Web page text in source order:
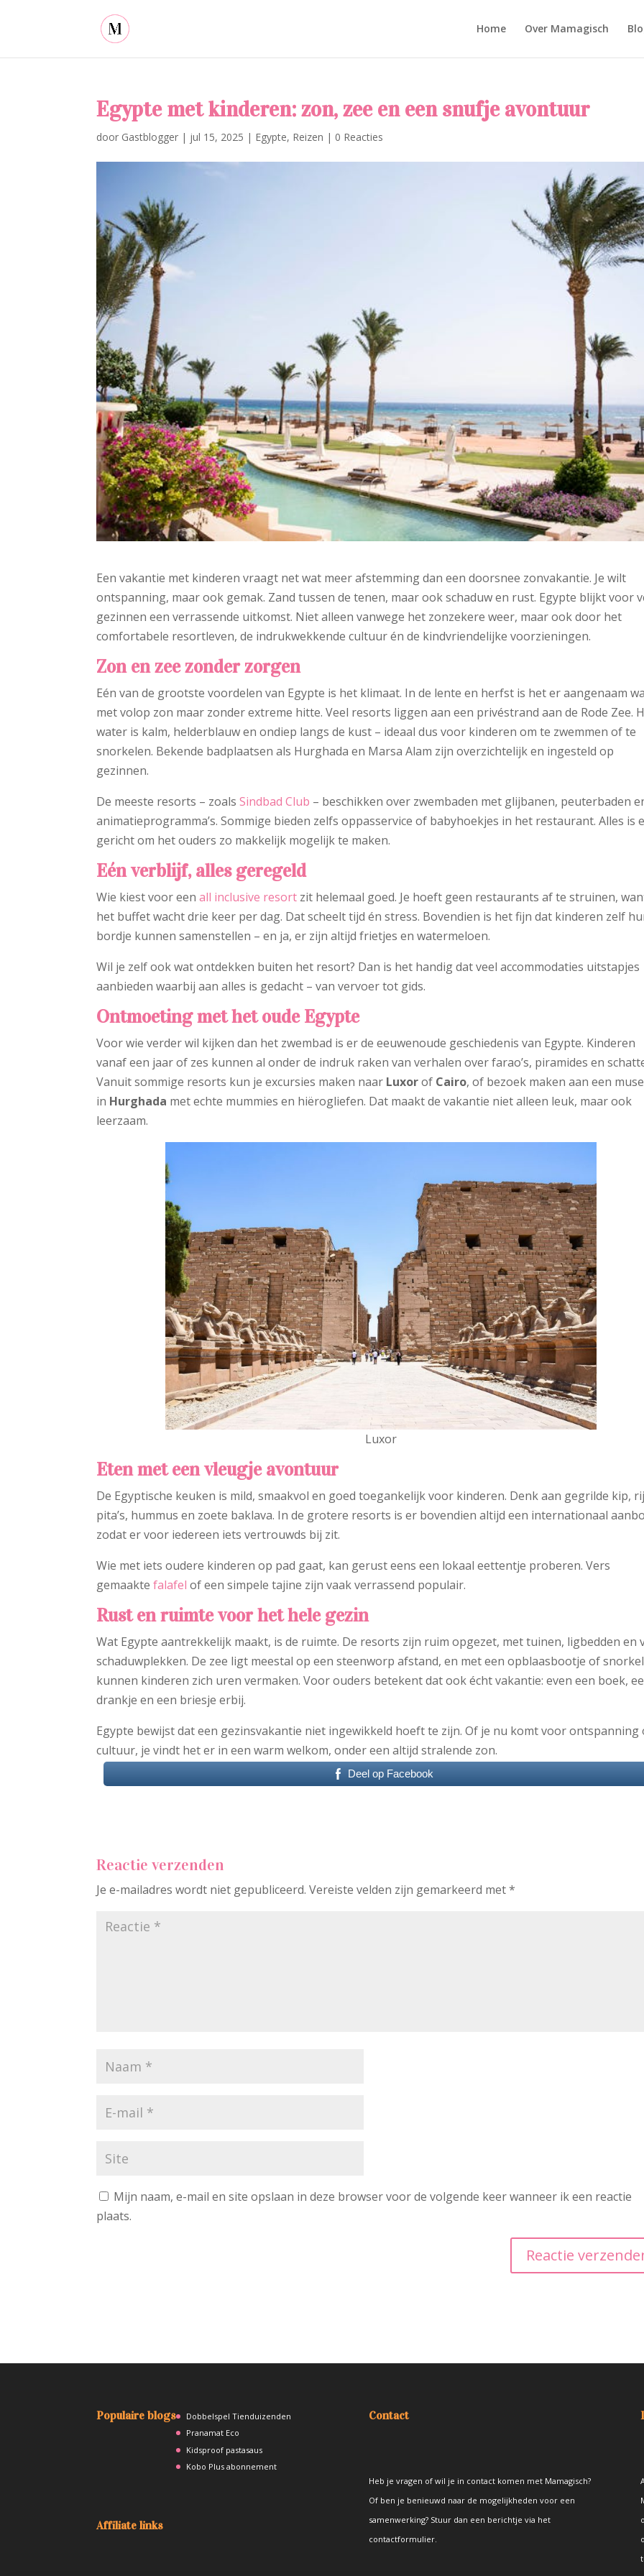
Home Over Mamagisch
Egypte met kinderen: zon, zee en een snufje avontuur
door Gastblogger | jul 15, 2025 | Egypte, Reizen | 0 Reacties
Een vakantie met kinderen vraagt net wat meer afstemming dan een doorsnee zonvakantie. Je wilt
ontspanning, maar ook gemak. Zand tussen de tenen, maar ook schaduw en rust. Egypte blijkt voor
gezinnen een verrassende uitkomst. Niet alleen vanwege het zonzekere weer, maar ook door het
comfortabele resortleven, de indrukwekkende cultuur én de kindvriendelijke voorzieningen.
Zon en zee zonder zorgen
Eén van de grootste voordelen van Egypte is het klimaat. In de lente en herfst is het er aangenaam
met volop zon maar zonder extreme hitte. Veel resorts liggen aan een privéstrand aan de Rode Zee.
water is kalm, helderblauw en ondiep langs de kust – ideaal dus voor kinderen om te zwemmen of te
snorkelen. Bekende badplaatsen als Hurghada en Marsa Alam zijn overzichtelijk en ingesteld op
gezinnen.
De meeste resorts – zoalsSindbad Club – beschikken over zwembaden met glijbanen, peuterbaden
animatieprogramma’s. Sommige bieden zelfs oppasservice of babyhoekjes in het restaurant. Alles is
gericht om het ouders zo makkelijk mogelijk te maken.
Eén verblijf, alles geregeld
Wie kiest voor eenall inclusive resort zit helemaal goed. Je hoeft geen restaurants af te struinen,
het buffet wacht drie keer per dag. Dat scheelt tijd én stress. Bovendien is het fijn dat kinderen zelf
bordje kunnen samenstellen – en ja, er zijn altijd frietjes en watermeloen.
Wil je zelf ook wat ontdekken buiten het resort? Dan is het handig dat veel accommodaties uitstapjes
aanbieden waarbij aan alles is gedacht – van vervoer tot gids.
Ontmoeting met het oude Egypte
Voor wie verder wil kijken dan het zwembad is er de eeuwenoude geschiedenis van Egypte. Kinderen
vanaf een jaar of zes kunnen al onder de indruk raken van verhalen over farao’s, piramides en
Vanuit sommige resorts kun je excursies maken naar Luxorof Cairo, of bezoek maken aan een
in Hurghada met echte mummies en hiërogliefen. Dat maakt de vakantie niet alleen leuk, maar ook
leerzaam.
Luxor
Eten met een vleugje avontuur
De Egyptische keuken is mild, smaakvol en goed toegankelijk voor kinderen. Denk aan gegrilde kip,
pita’s, hummus en zoete baklava. In de grotere resorts is er bovendien altijd een internationaal
zodat er voor iedereen iets vertrouwds bij zit.
Wie met iets oudere kinderen op pad gaat, kan gerust eens een lokaal eettentje proberen. Vers
gemaaktefalafel of een simpele tajine zijn vaak verrassend populair.
Rust en ruimte voor het hele gezin
Wat Egypte aantrekkelijk maakt, is de ruimte. De resorts zijn ruim opgezet, met tuinen, ligbedden en
schaduwplekken. De zee ligt meestal op een steenworp afstand, en met een opblaasbootje of
kunnen kinderen zich uren vermaken. Voor ouders betekent dat ook écht vakantie: even een boek,
drankje en een briesje erbij.
Egypte bewijst dat een gezinsvakantie niet ingewikkeld hoeft te zijn. Of je nu komt voor ontspanning
cultuur, je vindt het er in een warm welkom, onder een altijd stralende zon.
Deel op Facebook
Reactie verzenden
Je e-mailadres wordt niet gepubliceerd. Vereiste velden zijn gemarkeerd met*
Mijn naam, e-mail en site opslaan in deze browser voor de volgende keer wanneer ik een reactie
plaats.
r
t
Populaire blogs
Dobbelspel Tienduizenden
Pranamat Eco
Kidsproof pastasaus
Kobo Plus abonnement
Affiliate links
Contact
Heb je vragen of wil je in contact komen met Mamagisch?
Of ben je benieuwd naar de mogelijkheden voor een
samenwerking? Stuur dan een berichtje via het
contactformulier.